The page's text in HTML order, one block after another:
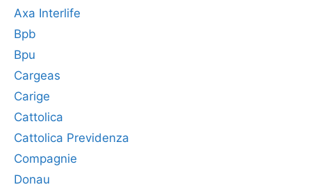
Axa Interlife
Bpb
Bpu
Cargeas
Carige
Cattolica
Cattolica Previdenza
Compagnie
Donau